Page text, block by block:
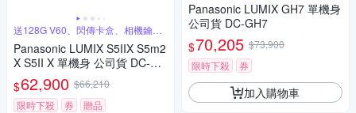
送128G V60、閃傳卡盒、相機鑰匙
圈
Panasonic LUMIX S5IIX S5m2
X S5II X 單機身 公司貨 DC-S5
M2X
$62,900 $66,210
限時下殺
券 贈品
Panasonic LUMIX GH7 單機身
公司貨 DC-GH7
$70,205 $73,900
限時下殺
券
加入購物車